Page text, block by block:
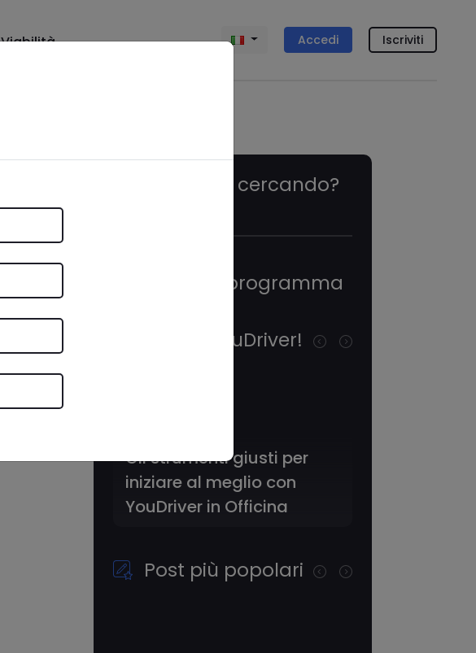
Viabilità Accedi Iscriviti
Cosa stai cercando?
Eventi in programma
Scopri YouDriver!
Gli strumenti giusti per
iniziare al meglio con
YouDriver in Officina
Post più popolari